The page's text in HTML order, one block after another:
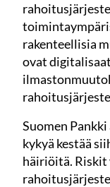
rakenteellisia
ovat
Suomen
kykyä kestää
häiriöitä.